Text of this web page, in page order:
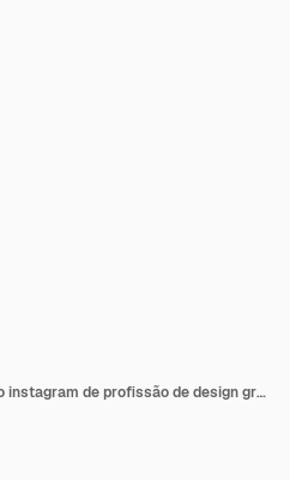
Coleção de postagens do instagram de profissão de design gráfico